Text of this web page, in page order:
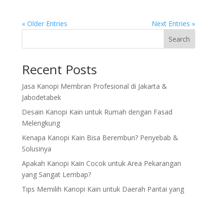
« Older Entries
Next Entries »
Search
Recent Posts
Jasa Kanopi Membran Profesional di Jakarta &
Jabodetabek
Desain Kanopi Kain untuk Rumah dengan Fasad
Melengkung
Kenapa Kanopi Kain Bisa Berembun? Penyebab &
Solusinya
Apakah Kanopi Kain Cocok untuk Area Pekarangan
yang Sangat Lembap?
Tips Memilih Kanopi Kain untuk Daerah Pantai yang